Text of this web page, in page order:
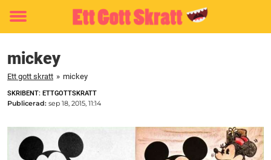
Toggle
mickey
Ett gott skratt » mickey
SKRIBENT: ETTGOTTSKRATT
Publicerad: sep 18, 2015, 11:14